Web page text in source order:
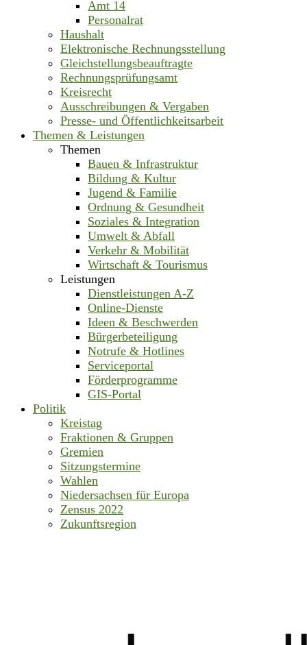
Amt 14
Personalrat
Haushalt
Elektronische Rechnungsstellung
Gleichstellungsbeauftragte
Rechnungsprüfungsamt
Kreisrecht
Ausschreibungen & Vergaben
Presse- und Öffentlichkeitsarbeit
Themen & Leistungen
Themen
Bauen & Infrastruktur
Bildung & Kultur
Jugend & Familie
Ordnung & Gesundheit
Soziales & Integration
Umwelt & Abfall
Verkehr & Mobilität
Wirtschaft & Tourismus
Leistungen
Dienstleistungen A-Z
Online-Dienste
Ideen & Beschwerden
Bürgerbeteiligung
Notrufe & Hotlines
Serviceportal
Förderprogramme
GIS-Portal
Politik
Kreistag
Fraktionen & Gruppen
Gremien
Sitzungstermine
Wahlen
Niedersachsen für Europa
Zensus 2022
Zukunftsregion